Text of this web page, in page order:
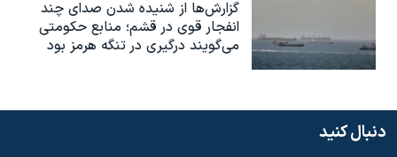
گزارش‌ها از شنیده شدن صدای چند
انفجار قوی در قشم؛ منابع حکومتی
می‌گویند درگیری در تنگه هرمز بود
دنبال کنید